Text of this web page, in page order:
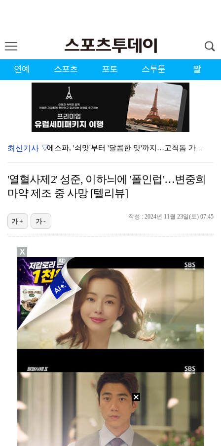
연예 스포츠 포토 스투툰 짤
에스파, '쇠맛'부터 '달콤한 맛'까지…고척돔 가득 채…
블랙핑크, 10주년 행사 논란에 사과 "커뮤니케이션 문…
'첫 승 도전' 장은수 "우승 의식하기보다 내 플레이에…
에스파 고척돔 공연에 반가운 얼굴…아이들 미연·트와이스…
최신기사 ▽
'열혈사제2' 성준, 이하늬에 '폴인럽'…변중희
마약 제조 중 사망 [텔리뷰]
작성 : 2024년 11월 23일(토) 07:45
가+ 가-
X